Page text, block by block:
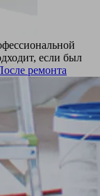
если был
ремонта